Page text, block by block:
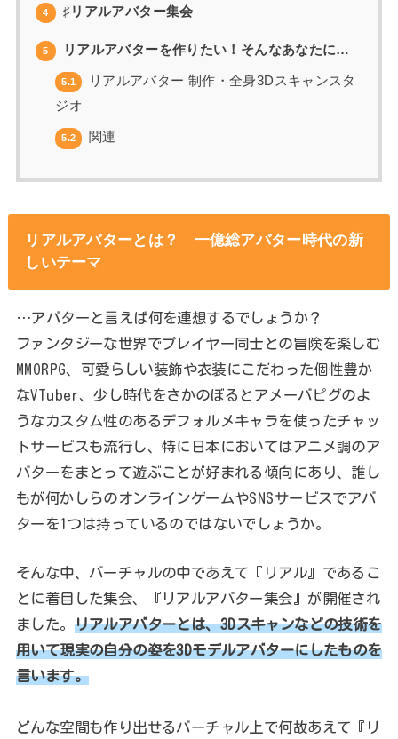
4 ♯リアルアバター集会
5 リアルアバターを作りたい！そんなあなたに…
5.1
リアルアバター 制作・全身3Dスキャンスタ
ジオ
5.2 関連
リアルアバターとは？ 一億総アバター時代の新
しいテーマ
…アバターと言えば何を連想するでしょうか？
ファンタジーな世界でプレイヤー同士との冒険を楽しむ
MMORPG、可愛らしい装飾や衣装にこだわった個性豊か
なVTuber、少し時代をさかのぼるとアメーバピグのよ
うなカスタム性のあるデフォルメキャラを使ったチャッ
トサービスも流行し、特に日本においてはアニメ調のア
バターをまとって遊ぶことが好まれる傾向にあり、誰し
もが何かしらのオンラインゲームやSNSサービスでアバ
ターを1つは持っているのではないでしょうか。
そんな中、バーチャルの中であえて『リアル』であるこ
とに着目した集会、『リアルアバター集会』が開催され
ました。 リアルアバターとは、3Dスキャンなどの技術を
用いて現実の自分の姿を3Dモデルアバターにしたものを
言います。
どんな空間も作り出せるバーチャル上で何故あえて『リ